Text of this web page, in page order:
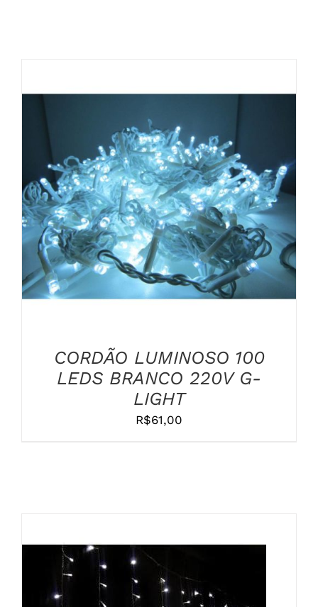
COMPRAR / DETALHES
CORDÃO LUMINOSO 100
LEDS BRANCO 220V G-
LIGHT
R$61,00